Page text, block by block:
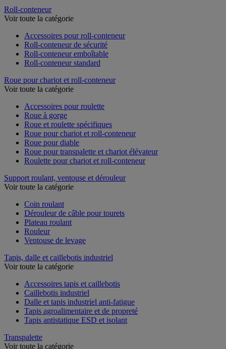
Roll-conteneur
Voir toute la catégorie
Accessoires pour roll-conteneur
Roll-conteneur de sécurité
Roll-conteneur emboîtable
Roll-conteneur standard
Roue pour chariot et roll-conteneur
Voir toute la catégorie
Accessoires pour roulette
Roue à gorge
Roue et roulette spécifiques
Roue pour chariot et roll-conteneur
Roue pour diable
Roue pour transpalette et chariot élévateur
Roulette pour chariot et roll-conteneur
Support roulant, ventouse et dérouleur
Voir toute la catégorie
Coin roulant
Dérouleur de câble pour tourets
Plateau roulant
Rouleur
Ventouse de levage
Tapis, dalle et caillebotis industriel
Voir toute la catégorie
Accessoires tapis et caillebotis
Caillebotis industriel
Dalle et tapis industriel anti-fatigue
Tapis agroalimentaire et de propreté
Tapis antistatique ESD et isolant
Transpalette
Voir toute la catégorie